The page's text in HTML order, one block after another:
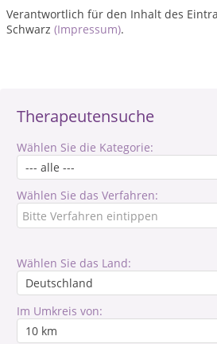
Therapeutensuche
Wählen Sie die Kategorie:
Wählen Sie das Verfahren:
Wählen Sie das Land:
Im Umkreis von:
Verantwortlich für den Inhalt des
Schwarz (Impressum).